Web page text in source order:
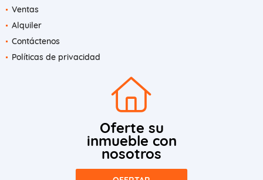
Ventas
Alquiler
Contáctenos
Políticas de privacidad
Oferte su
inmueble con
nosotros